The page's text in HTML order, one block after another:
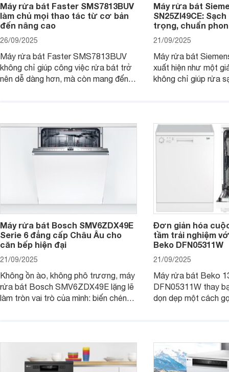
Máy rửa bát Faster SMS7813BUV
làm chủ mọi thao tác từ cơ bản
đến nâng cao
26/09/2025
Máy rửa bát Faster SMS7813BUV
không chỉ giúp công việc rửa bát trở
nên dễ dàng hơn, mà còn mang đến
sản phẩm này mang lại nhé.
Máy rửa bát
SN25ZI49CE:
trọng, chuẩn
21/09/2025
Máy rửa bát
xuất hiện như một
không chỉ giúp rửa
chúng tôi đi đánh
này nhé.
Máy rửa bát Bosch SMV6ZDX49E
Serie 6 đẳng cấp Châu Âu cho
căn bếp hiện đại
21/09/2025
Không ồn ào, không phô trương, máy
rửa bát Bosch SMV6ZDX49E lặng lẽ
làm tròn vai trò của mình: biến chén
Websosanh.vn đi tìm hiểu chi tiết sản
Đơn giản hóa
tầm trải nghiệm
Beko DFN05311W
21/09/2025
Máy rửa bát Beko
DFN05311W thay
dọn dẹp một cách
gian bếp của gia
người.